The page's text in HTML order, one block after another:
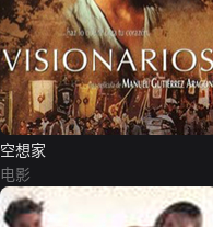
空想家
电影